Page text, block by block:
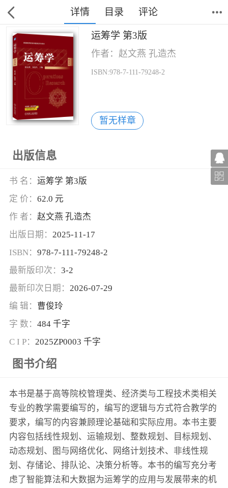
详情 目录 评论
运筹学 第3版
作者：赵文燕 孔造杰
ISBN:978-7-111-79248-2
暂无样章
出版信息
书 名： 运筹学 第3版
定 价： 62.0 元
作 者： 赵文燕 孔造杰
出版日期： 2025-11-17
ISBN： 978-7-111-79248-2
最新版印次： 3-2
最新印次日期： 2026-07-29
编 辑：
曹俊玲
字 数： 484 千字
C I P： 2025ZP0003 千字
图书介绍
本书是基于高等院校管理类、经济类与工程技术类相关
专业的教学需要编写的，编写的逻辑与方式符合教学的
要求，编写的内容兼顾理论基础和实际应用。本书主要
内容包括线性规划、运输规划、整数规划、目标规划、
动态规划、图与网络优化、网络计划技术、非线性规
划、存储论、排队论、决策分析等。本书的编写充分考
虑了智能算法和大数据为运筹学的应用与发展带来的机